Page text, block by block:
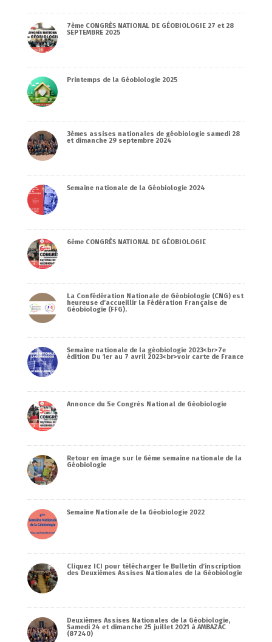
7ème CONGRÈS NATIONAL DE GÉOBIOLOGIE 27 et 28
SEPTEMBRE 2025
Printemps de la Géobiologie 2025
3èmes assises nationales de géobiologie samedi 28
et dimanche 29 septembre 2024
Semaine nationale de la Géobiologie 2024
6ème CONGRÈS NATIONAL DE GÉOBIOLOGIE
La Confédération Nationale de Géobiologie (CNG) est
heureuse d’accueillir la Fédération Française de
Géobiologie (FFG).
Semaine nationale de la géobiologie 2023<br>7e
édition Du 1er au 7 avril 2023<br>voir carte de France
Annonce du 5e Congrès National de Géobiologie
Retour en image sur le 6ème semaine nationale de la
Géobiologie
Semaine Nationale de la Géobiologie 2022
Cliquez ICI pour télécharger le Bulletin d’inscription
des Deuxièmes Assises Nationales de la Géobiologie
Deuxièmes Assises Nationales de la Géobiologie,
Samedi 24 et dimanche 25 juillet 2021 à AMBAZAC
(87240)